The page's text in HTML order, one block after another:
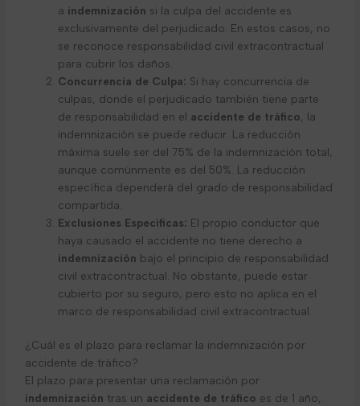
a indemnización si la culpa del accidente es
exclusivamente del perjudicado. En estos casos, no
se reconoce responsabilidad civil extracontractual
para cubrir los daños.
Concurrencia de Culpa: Si hay concurrencia de
culpas, donde el perjudicado también tiene parte
de responsabilidad en el accidente de tráfico , la
indemnización se puede reducir. La reducción
máxima suele ser del 75% de la indemnización total,
aunque comúnmente es del 50%. La reducción
específica dependerá del grado de responsabilidad
compartida.
Exclusiones Específicas: El propio conductor que
haya causado el accidente no tiene derecho a
indemnización bajo el principio de responsabilidad
civil extracontractual. No obstante, puede estar
cubierto por su seguro, pero esto no aplica en el
marco de responsabilidad civil extracontractual.
¿Cuál es el plazo para reclamar la indemnización por
accidente de tráfico?
El plazo para presentar una reclamación por
indemnización tras un accidente de tráfico es de 1 año,